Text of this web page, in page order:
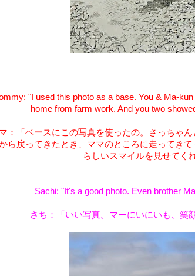
"I used this photo as a base. You & Ma-
home from farm work. And you two
：「ベースにこの写真を使ったの。さっちゃ
ら戻ってきたとき、ママのところに走ってき
らしいスマイルを見せてく
Sachi: "It's a good photo. Even brother
さち：「いい写真。マーにいにいも、笑